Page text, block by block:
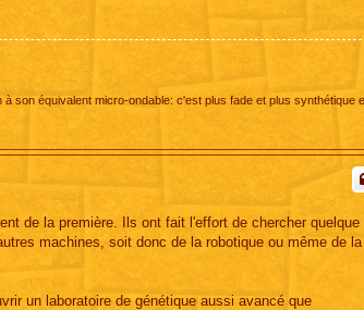
son équivalent micro-ondable: c'est plus fade et plus synthétique
de la première. Ils ont fait l'effort de chercher quelque
machines, soit donc de la robotique ou même de la
un laboratoire de génétique aussi avancé que